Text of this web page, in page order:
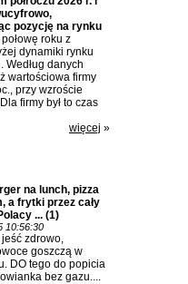
pozycję na rynku
roku z
dynamiki rynku
Według danych
wartościowa firmy
przy wzroście
firmy był to czas
więcej »
na lunch, pizza
a frytki przez cały
... (1)
10:56:30
zdrowo,
goszczą w
DO tego do popicia
bez gazu....